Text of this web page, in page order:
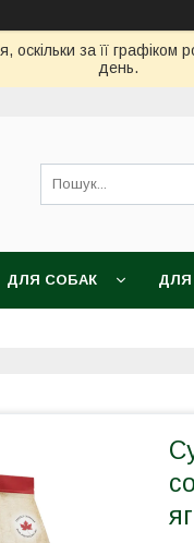
за її
день.
ДЛЯ СОБАК